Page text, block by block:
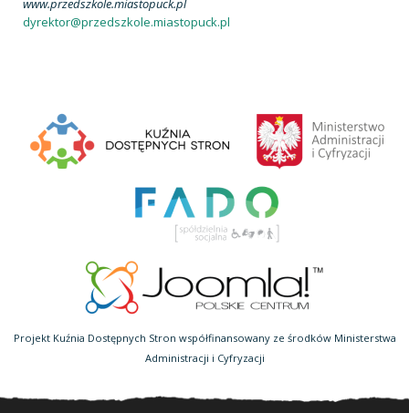
www.przedszkole.miastopuck.pl
dyrektor@przedszkole.miastopuck.pl
Projekt Kuźnia Dostępnych Stron współfinansowany ze środków Ministerstwa
Administracji i Cyfryzacji